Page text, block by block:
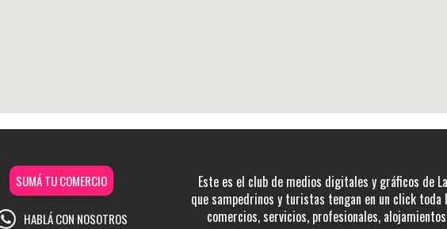
SUMÁ TU COMERCIO
HABLÁ CON NOSOTROS
Este es el club de medios digitales y gráficos de
que sampedrinos y turistas tengan en un click
comercios, servicios, profesionales,